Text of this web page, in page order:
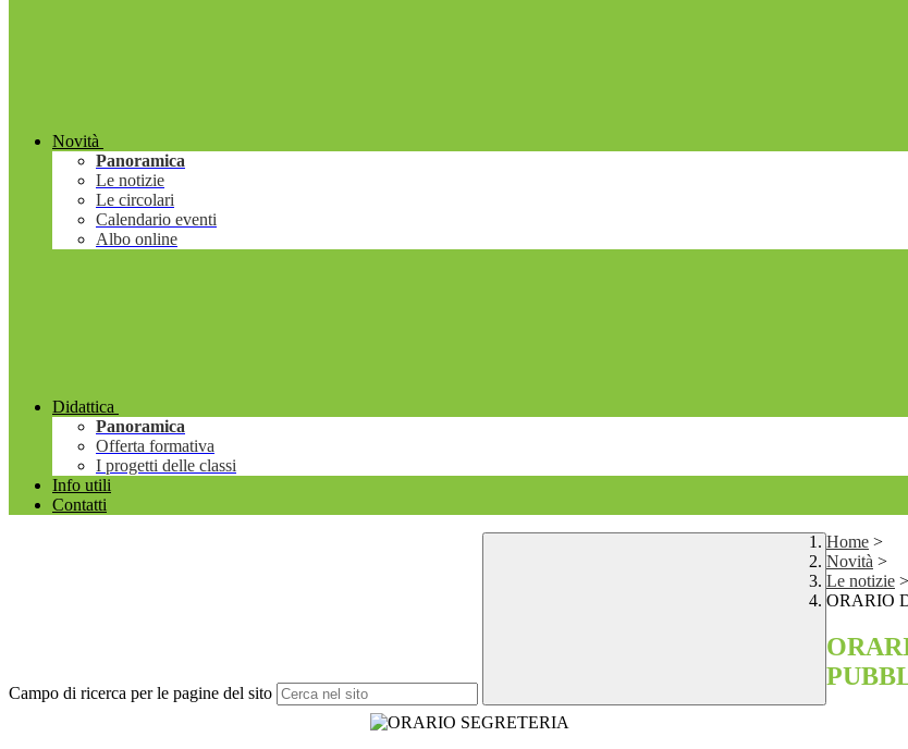
Novità
Panoramica
Le notizie
Le circolari
Calendario eventi
Albo online
Didattica
Panoramica
Offerta formativa
I progetti delle classi
Info utili
Contatti
Campo di ricerca per le pagine del sito
Home >
Novità >
Le notizie >
ORARIO